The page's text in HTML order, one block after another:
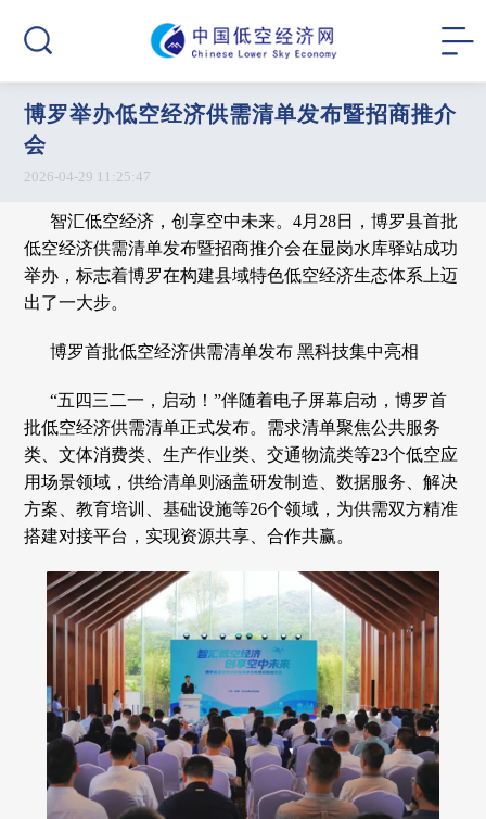
博罗举办低空经济供需清单发布暨招商推介
会
2026-04-29 11:25:47
智汇低空经济，创享空中未来。4月28日，博罗县首批
低空经济供需清单发布暨招商推介会在显岗水库驿站成功
举办，标志着博罗在构建县域特色低空经济生态体系上迈
出了一大步。
博罗首批低空经济供需清单发布 黑科技集中亮相
“五四三二一，启动！”伴随着电子屏幕启动，博罗首
批低空经济供需清单正式发布。需求清单聚焦公共服务
类、文体消费类、生产作业类、交通物流类等23个低空应
用场景领域，供给清单则涵盖研发制造、数据服务、解决
方案、教育培训、基础设施等26个领域，为供需双方精准
搭建对接平台，实现资源共享、合作共赢。